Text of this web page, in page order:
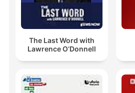
The Last Word with
Lawrence O’Donnell